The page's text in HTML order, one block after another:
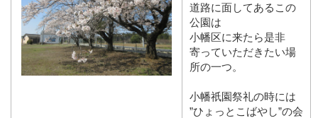
道路に面してあるこの
公園は
小幡区に来たら是非
寄っていただきたい場
所の一つ。
小幡祇園祭礼の時には
”ひょっとこばやし”の会